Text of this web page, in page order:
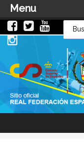
LOG
Contraseña
Menu